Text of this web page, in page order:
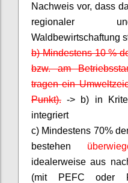
Nachweis vor, dass
Waldbewirtschaftung
b) Mindestens 10 %
bzw. am
tragen ein
Punkt). -> b) in
integriert
c) Mindestens 70%
bestehen
idealerweise aus
(mit PEFC oder